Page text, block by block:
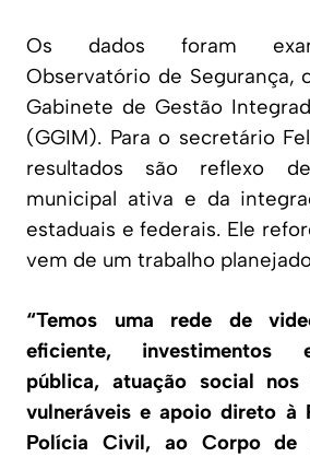
Os dados foram
Observatório de Segurança,
Gabinete de Gestão
(GGIM). Para o secretário
resultados são reflexo
municipal ativa e da
estaduais e federais. Ele
vem de um trabalho
“Temos uma rede de
eficiente, investimentos
pública, atuação social
vulneráveis e apoio direto à
Polícia Civil, ao Corpo de